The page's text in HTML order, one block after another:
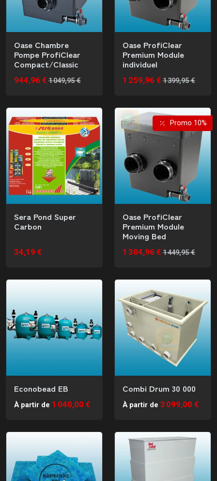
Oase Chambre
Pompe ProfiClear
Compact/Classic
944,96 € 1 049,95 €
Oase ProfiClear
Premium Module
individuel
1 259,96 € 1 399,95 €
Sera Pond Super
Carbon
34,19 €
Promo 10%
Oase ProfiClear
Premium Module
Moving Bed
1 304,96 € 1 449,95 €
Econobead EB
À partir de 1 040,00 €
Combi Drum 30 000
À partir de 3 099,00 €